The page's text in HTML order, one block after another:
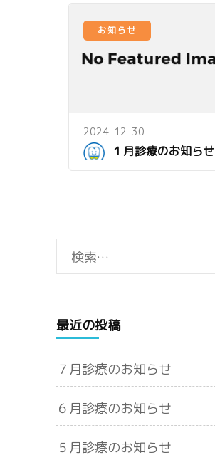
お知らせ
2024-12-30
１月診療のお知らせ
検
索:
最近の投稿
７月診療のお知らせ
６月診療のお知らせ
５月診療のお知らせ